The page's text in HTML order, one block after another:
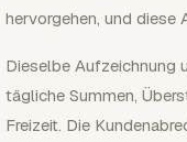
hervorgehen, und diese
Dieselbe Aufzeichnung
tägliche Summen,
Freizeit. Die